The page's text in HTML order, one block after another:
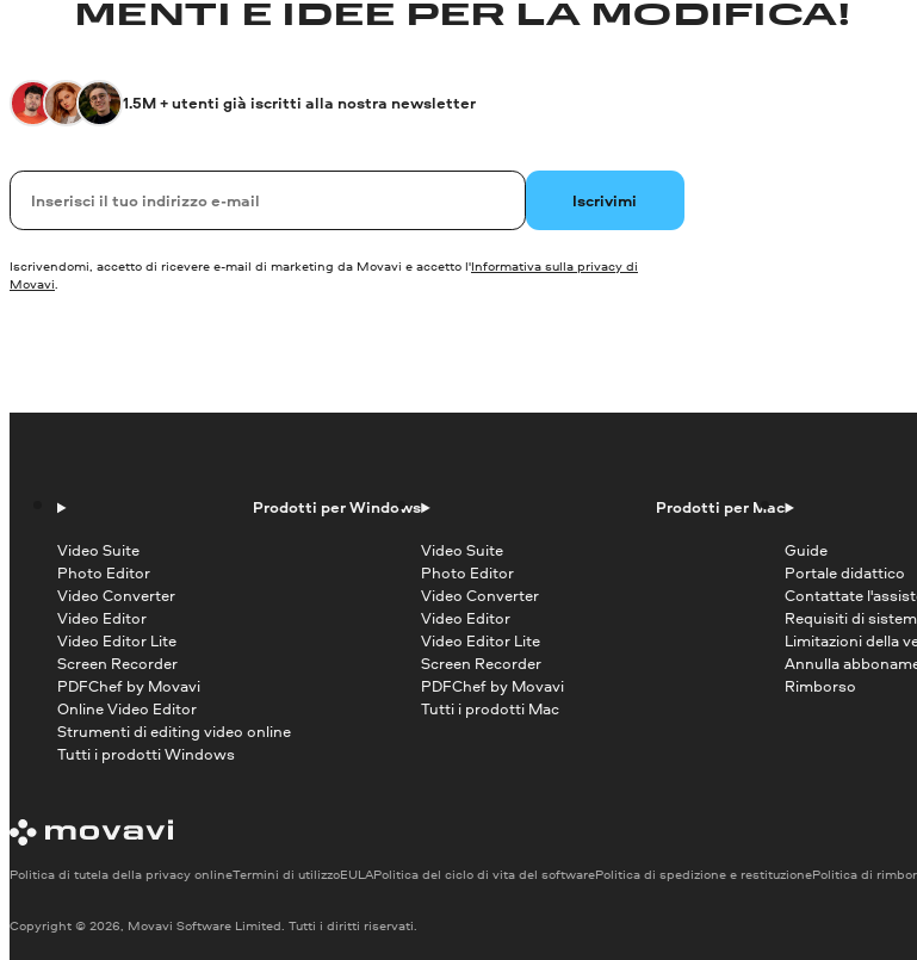
MENTI E IDEE PER LA MODIFICA!
1.5M + utenti già iscritti alla nostra newsletter
La tua e-mail Iscrivimi
Iscrivendomi, accetto di ricevere e-mail di marketing da Movavi e accetto l'Informativa sulla privacy di
Movavi
Prodotti per Windows
Video Suite
Photo Editor
Video Converter
Video Editor
Video Editor Lite
Screen Recorder
PDFChef by Movavi
Online Video Editor
Strumenti di editing video online
Tutti i prodotti Windows
Prodotti per Mac
Video Suite
Photo Editor
Video Converter
Video Editor
Video Editor Lite
Screen Recorder
PDFChef by Movavi
Tutti i prodotti Mac
Guide
Portale didattico
Contattate
Requisiti di
Limitazioni della
Annulla
Rimborso
Copyright © 2026, Movavi Software Limited. Tutti i diritti riservati.
Politica di tutela della privacy onlineTermini di utilizzoEULAPolitica del ciclo di vita del softwarePolitica di spedizione e restituzionePolitica di